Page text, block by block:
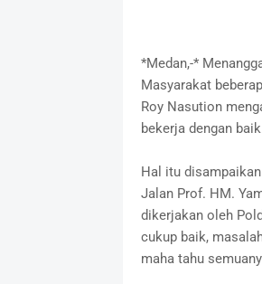
*Medan,-*
Masyarakat
Roy Nasution
bekerja dengan
Hal itu
Jalan Prof. HM.
dikerjakan oleh
cukup baik,
maha tahu